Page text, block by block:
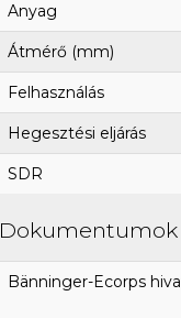
Anyag
Átmérő (mm)
Felhasználás
Hegesztési eljárás
SDR
Dokumentumok
Bänninger-Ecorps